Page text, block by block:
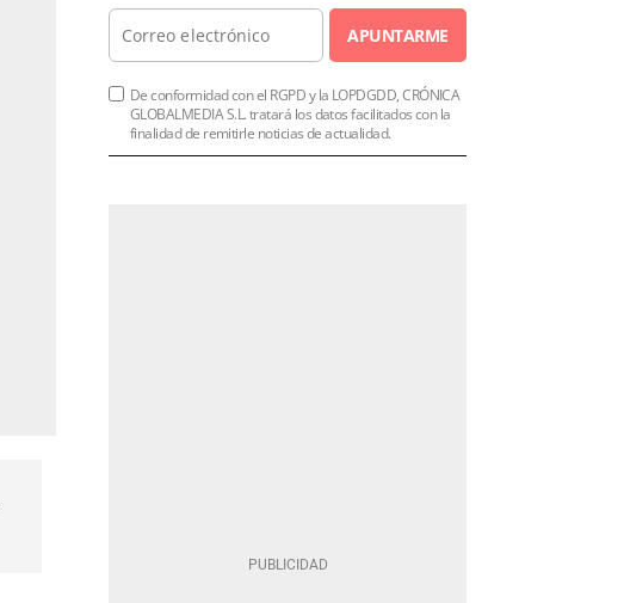
APUNTARME
De conformidad con el RGPD y la LOPDGDD, CRÓNICA
GLOBALMEDIA S.L. tratará los datos facilitados con la
finalidad de remitirle noticias de actualidad.